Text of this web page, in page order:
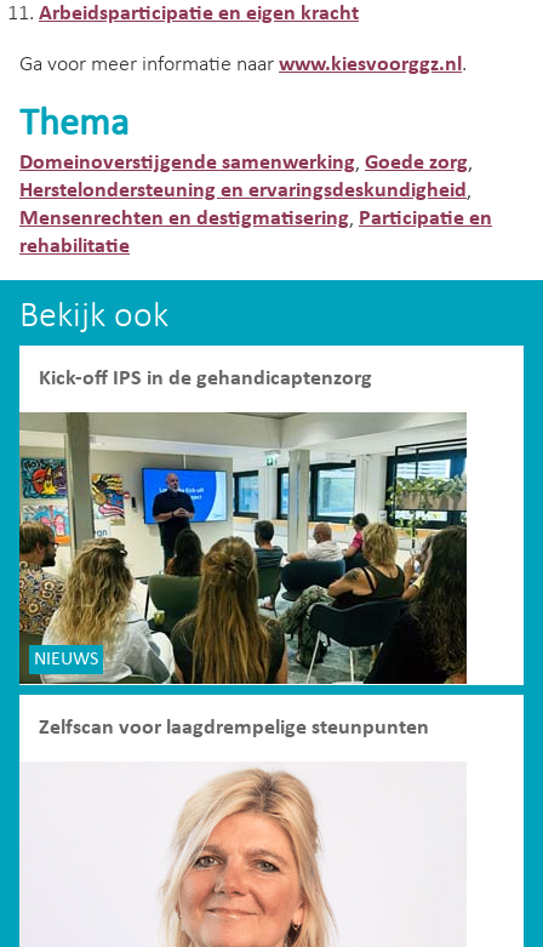
Arbeidsparticipatie en eigen kracht
Ga voor meer informatie naar www.kiesvoorggz.nl .
Thema
Domeinoverstijgende samenwerking, Goede zorg,
Herstelondersteuning en ervaringsdeskundigheid,
Mensenrechten en destigmatisering, Participatie en
rehabilitatie
Bekijk ook
Kick-off IPS in de gehandicaptenzorg
NIEUWS
Zelfscan voor laagdrempelige steunpunten